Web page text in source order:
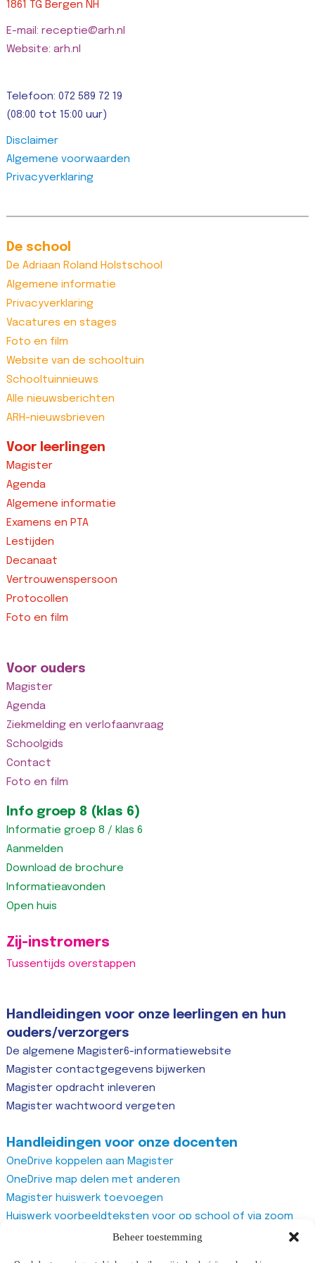
Beheer toestemming
1861 TG Bergen NH
E-mail: receptie@arh.nl
Website: arh.nl
Telefoon: 072 589 72 19
(08:00 tot 15:00 uur)
Disclaimer
Algemene voorwaarden
Privacyverklaring
De school
De Adriaan Roland Holstschool
Algemene informatie
Privacyverklaring
Vacatures en stages
Foto en film
Website van de schooltuin
Schooltuinnieuws
Alle nieuwsberichten
ARH-nieuwsbrieven
Voor leerlingen
Magister
Agenda
Algemene informatie
Examens en PTA
Lestijden
Decanaat
Vertrouwenspersoon
Protocollen
Foto en film
Voor ouders
Magister
Agenda
Ziekmelding en verlofaanvraag
Schoolgids
Contact
Foto en film
Info groep 8 (klas 6)
Informatie groep 8 / klas 6
Aanmelden
Download de brochure
Informatieavonden
Open huis
Zij-instromers
Tussentijds overstappen
Handleidingen voor onze leerlingen en hun
ouders/verzorgers
De algemene Magister6-informatiewebsite
Magister contactgegevens bijwerken
Magister opdracht inleveren
Magister wachtwoord vergeten
Handleidingen voor onze docenten
OneDrive koppelen aan Magister
OneDrive map delen met anderen
Magister huiswerk toevoegen
Huiswerk voorbeeldteksten voor op school of via zoom
Magister studiewijzers